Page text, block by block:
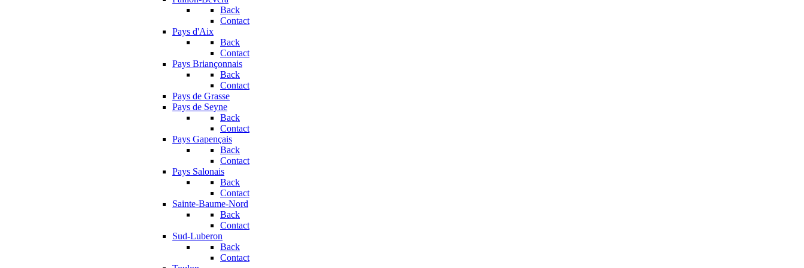
Back
Contact
Pays d'Aix
Back
Contact
Pays Briançonnais
Back
Contact
Pays de Grasse
Pays de Seyne
Back
Contact
Pays Gapençais
Back
Contact
Pays Salonais
Back
Contact
Sainte-Baume-Nord
Back
Contact
Sud-Luberon
Back
Contact